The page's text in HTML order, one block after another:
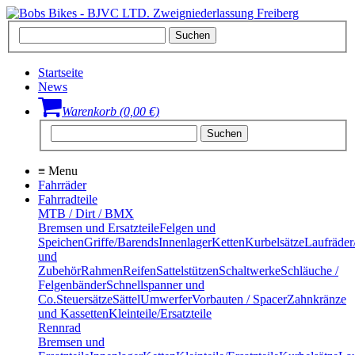
Startseite
News
Warenkorb (0,00 €)
≡ Menu
Fahrräder
Fahrradteile
MTB / Dirt / BMX
Bremsen und ErsatzteileFelgen und
SpeichenGriffe/BarendsInnenlagerKettenKurbelsätze
und
ZubehörRahmenReifenSattelstützenSchaltwerkeSchläuche /
FelgenbänderSchnellspanner und
Co.SteuersätzeSättelUmwerferVorbauten / SpacerZahnkränze
und KassettenKleinteile/Ersatzteile
Rennrad
Bremsen und